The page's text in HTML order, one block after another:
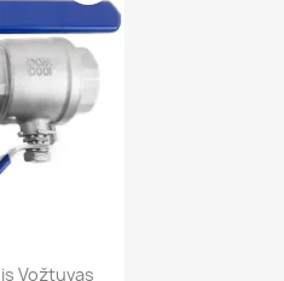
Vožtuvas